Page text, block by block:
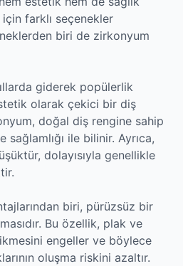
için farklı seçenekler
biri de zirkonyum
giderek popülerlik
olarak çekici bir diş
doğal diş rengine sahip
ile bilinir. Ayrıca,
dolayısıyla genellikle
biri, pürüzsüz bir
Bu özellik, plak ve
engeller ve böylece
oluşma riskini azaltır.